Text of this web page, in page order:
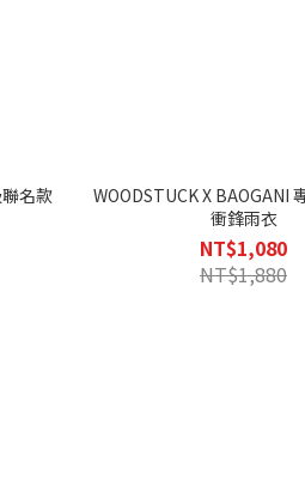
名款
WOODSTUCK X BAOGANI
衝鋒雨衣
NT$1,080
NT$1,880